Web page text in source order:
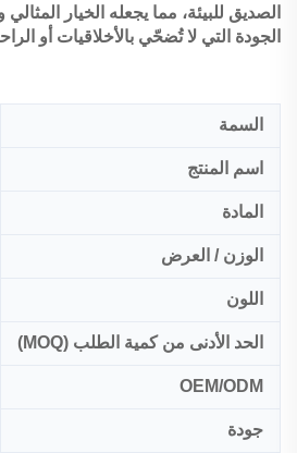
الصديق للبيئة، مما يجعله الخيار
الجودة التي لا تُضحّي بالأخلاقيات أو
السمة
اسم المنتج
المادة
الوزن / العرض
اللون
الحد الأدنى من كمية الطلب (MOQ)
OEM/ODM
جودة